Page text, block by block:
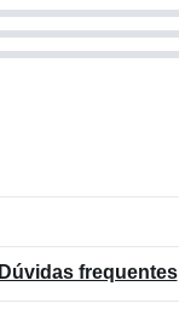
Dúvidas frequentes